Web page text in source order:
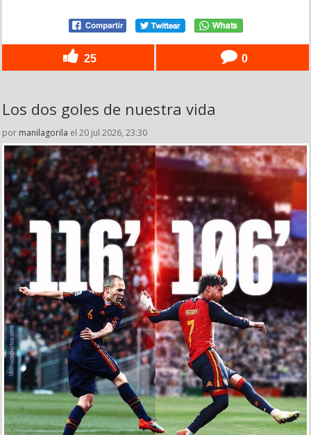
25 0
Los dos goles de nuestra vida
por manilagorila el 20 jul 2026, 23:30